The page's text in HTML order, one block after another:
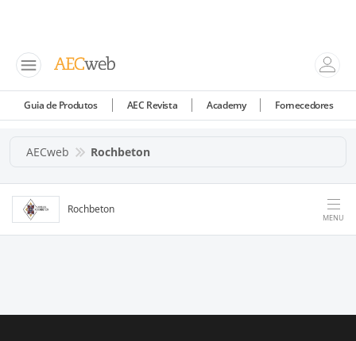
Guia de Produtos AEC Revista Academy Fornecedores
AECweb Rochbeton
Rochbeton
MENU